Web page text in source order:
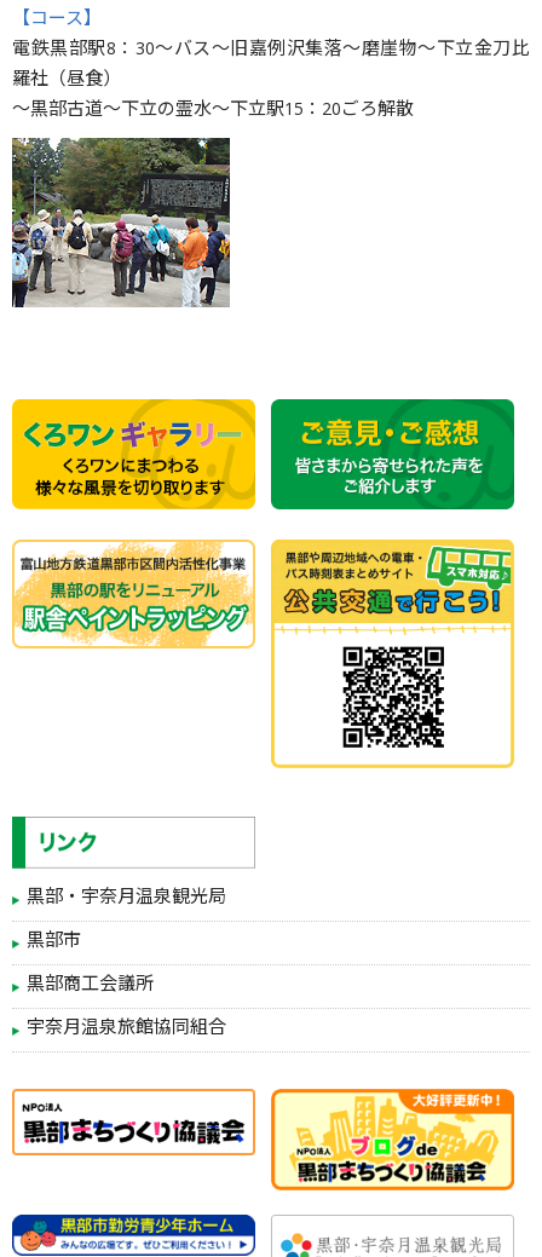
【コース】
電鉄黒部駅8：30〜バス〜旧嘉例沢集落〜磨崖物〜下立金刀比
羅社（昼食）
〜黒部古道〜下立の霊水〜下立駅15：20ごろ解散
黒部・宇奈月温泉観光局
黒部市
黒部商工会議所
宇奈月温泉旅館協同組合